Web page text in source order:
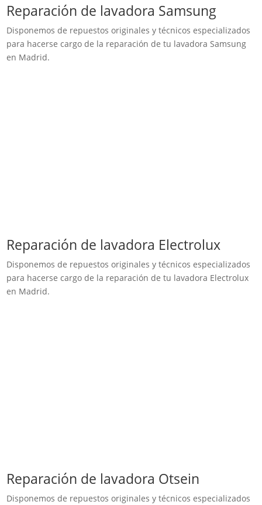
Reparación de lavadora Samsung
Disponemos de repuestos originales y técnicos especializados
para hacerse cargo de la reparación de tu lavadora Samsung
en Madrid.
Reparación de lavadora Electrolux
Disponemos de repuestos originales y técnicos especializados
para hacerse cargo de la reparación de tu lavadora Electrolux
en Madrid.
Reparación de lavadora Otsein
Disponemos de repuestos originales y técnicos especializados